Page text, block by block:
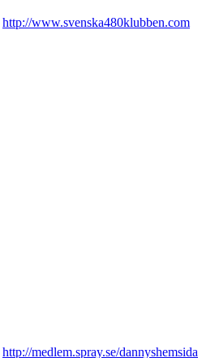
http://www.svenska480klubben.com
http://medlem.spray.se/dannyshemsida